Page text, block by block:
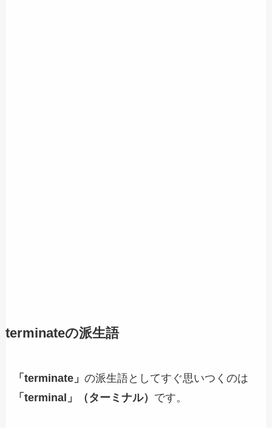
terminateの派生語
「terminate」の派生語としてすぐ思いつくのは
「terminal」（ターミナル） です。